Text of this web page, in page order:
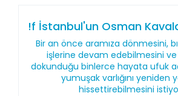
!f İstanbul'un Osman
Bir an önce aramıza dönmesini,
işlerine devam edebilmesini ve
dokunduğu binlerce hayata ufuk
yumuşak varlığını yeniden
hissettirebilmesini